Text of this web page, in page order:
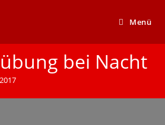
Menü
bei Nacht